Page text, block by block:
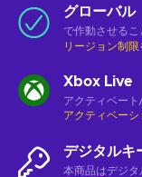
グローバル
で作動させるこ
リージョン制限
Xbox Live
アクティベー
アクティベー
デジタルキ
本商品はデジタ